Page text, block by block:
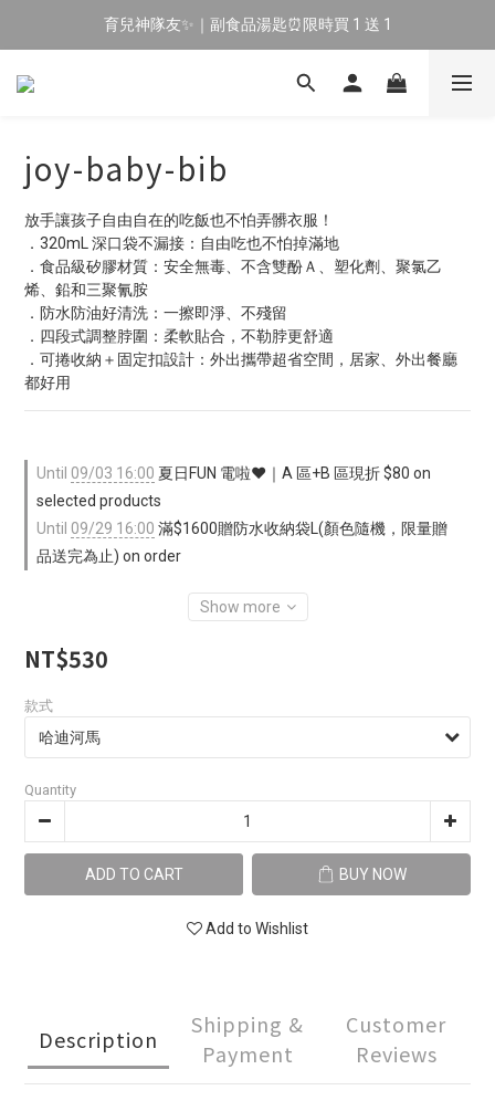
🔥 新會員專屬｜首購現折 $100！🔥
育兒神隊友✨｜副食品湯匙⏰限時買 1 送 1
🔥 新會員專屬｜首購現折 $100！🔥
joy-baby-bib
放手讓孩子自由自在的吃飯也不怕弄髒衣服！
．320mL 深口袋不漏接：自由吃也不怕掉滿地
．食品級矽膠材質：安全無毒、不含雙酚Ａ、塑化劑、聚氯乙
烯、鉛和三聚氰胺
．防水防油好清洗：一擦即淨、不殘留
．四段式調整脖圍：柔軟貼合，不勒脖更舒適
．可捲收納＋固定扣設計：外出攜帶超省空間，居家、外出餐廳
都好用
Until 09/03 16:00 夏日FUN 電啦❤️｜A 區+B 區現折 $80 on
selected products
Until 09/29 16:00 滿$1600贈防水收納袋L(顏色隨機，限量贈
品送完為止) on order
Show more
NT$530
款式
Quantity
ADD TO CART BUY NOW
Add to Wishlist
Description
Shipping &
Payment
Customer
Reviews